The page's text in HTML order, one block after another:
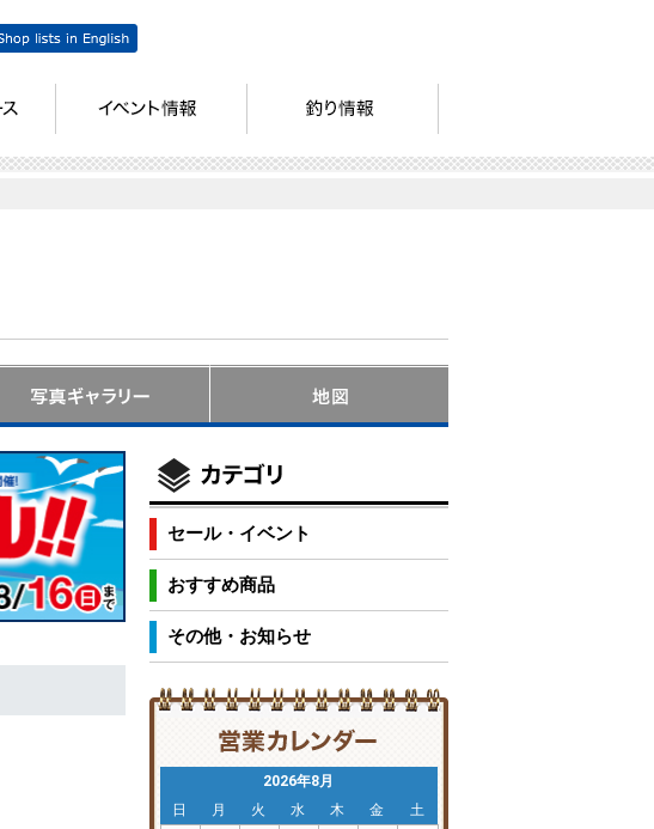
セール・イベント
おすすめ商品
その他・お知らせ
2026年8月
日
月 火 水 木 金
土